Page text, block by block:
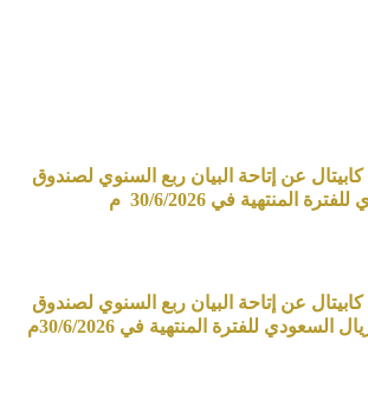
عن إتاحة البيان ربع السنوي لصندوق
المنتهية في 30/6/2026 م
عن إتاحة البيان ربع السنوي لصندوق
السعودي للفترة المنتهية في 30/6/2026م